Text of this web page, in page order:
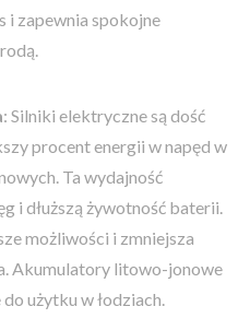
i zapewnia spokojne
: Silniki elektryczne są dość
procent energii w napęd w
Ta wydajność
i dłuższą żywotność baterii.
możliwości i zmniejsza
Akumulatory litowo-jonowe
użytku w łodziach.